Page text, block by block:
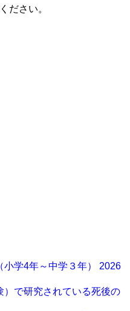
ださい。
学4年～中学３年） 2026
）で研究されている死後の